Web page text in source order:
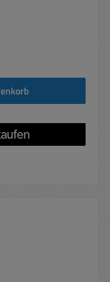
Schaltflächen um die